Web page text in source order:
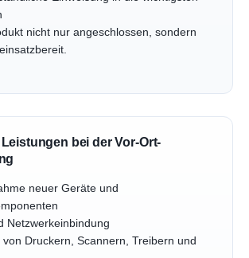
nicht nur angeschlossen, sondern
bei der Vor-Ort-
neuer Geräte und
Netzwerkeinbindung
von Druckern, Scannern, Treibern und